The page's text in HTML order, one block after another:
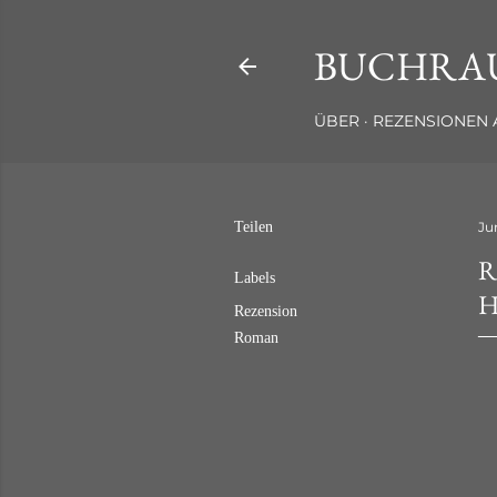
ÜBER REZENSIONEN
Teilen
Labels
Rezension
Roman